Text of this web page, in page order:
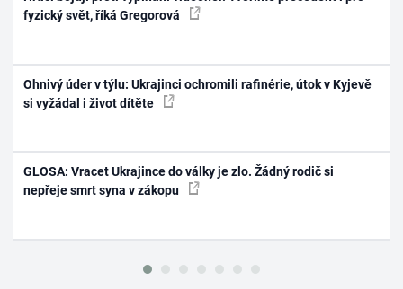
fyzický svět, říká Gregorová
Ohnivý úder v týlu: Ukrajinci ochromili rafinérie, útok v Kyjevě
si vyžádal i život dítěte
GLOSA: Vracet Ukrajince do války je zlo. Žádný rodič si
nepřeje smrt syna v zákopu